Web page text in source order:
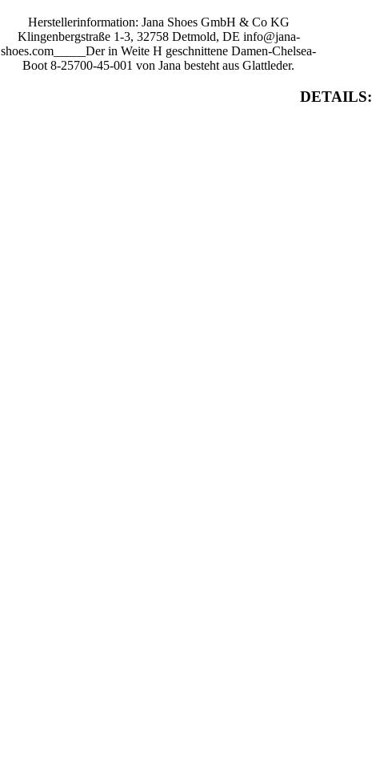
Herstellerinformation: Jana Shoes GmbH & Co KG
Klingenbergstraße 1-3, 32758 Detmold, DE info@jana-
shoes.com_____Der in Weite H geschnittene Damen-Chelsea-
Boot 8-25700-45-001 von Jana besteht aus Glattleder.
DETAILS: